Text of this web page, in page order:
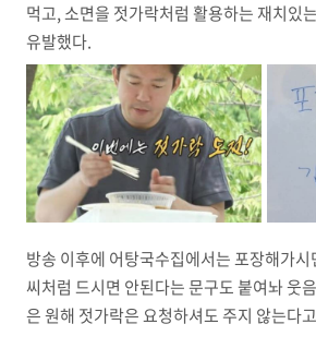
먹고, 소면을 젓가락처럼 활용하는 재치있
유발했다.
방송 이후에 어탕국수집에서는 포장해가
씨처럼 드시면 안된다는 문구도 붙여놔 웃
은 원해 젓가락은 요청하셔도 주지 않는다